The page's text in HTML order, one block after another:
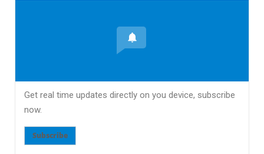
Get real time updates directly on you device, subscribe
now.
Subscribe